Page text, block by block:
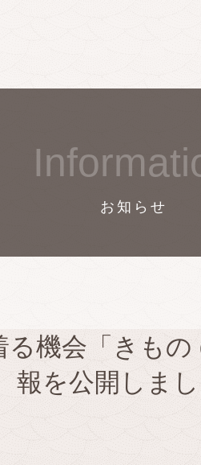
お知らせ
る機会「きも
報を公開しまし